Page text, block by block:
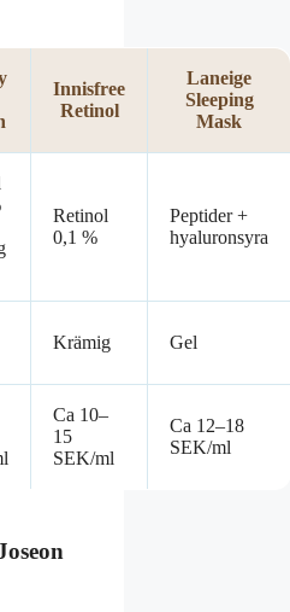
Innisfree
Retinol
Laneige
Sleeping
Mask
Retinol
0,1 %
Peptider +
hyaluronsyra
Krämig Gel
Ca 10–
15
SEK/ml
Ca 12–18
SEK/ml